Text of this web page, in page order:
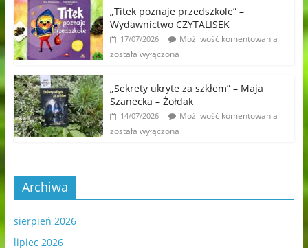
„Titek poznaje przedszkole” –
Wydawnictwo CZYTALISEK
17/07/2026
Możliwość komentowania
została wyłączona
„Sekrety ukryte za szkłem” – Maja
Szanecka – Żołdak
14/07/2026
Możliwość komentowania
została wyłączona
Archiwa
sierpień 2026
lipiec 2026